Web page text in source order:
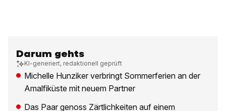
Darum gehts
KI-generiert, redaktionell geprüft
Michelle Hunziker verbringt Sommerferien an der
Amalfiküste mit neuem Partner
Das Paar genoss Zärtlichkeiten auf einem